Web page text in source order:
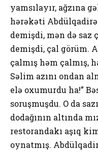
yamsılayır, ağzına
hərəkəti
demişdi, mən də saz
demişdi, çal görüm.
çalmış həm çalmış,
Səlim azını ondan
elə oxumurdu ha!”
soruşmuşdu. O da
dodağının altında
restorandakı aşıq
oynatmış.